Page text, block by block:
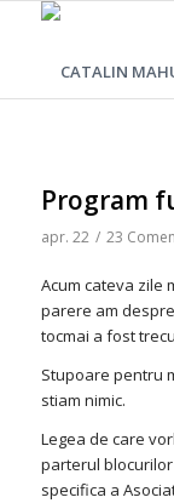
Program
apr. 22 / 23
Acum cateva zile
parere am
tocmai a fost
Stupoare pentru
stiam nimic.
Legea de care
parterul
specifica a